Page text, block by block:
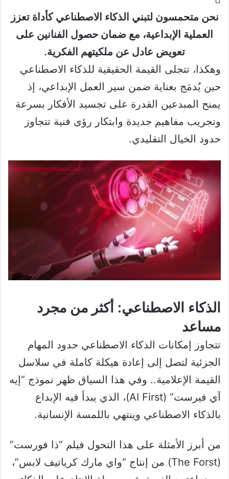
نحن متحمسون لتبني الذكاء الاصطناعي كأداة تعزز
العملية الإبداعية، مع ضمان حصول الفنانين على
تعويض عادل عن ملكيتهم الفكرية.
وهكذا، تتجلى القيمة الحقيقية للذكاء الاصطناعي
حين يُدمَج بعناية ضمن سير العمل الإبداعي، إذ
يمنح المبدعين القدرة على تجسيد الأفكار بسرعة
وتجريب مفاهيم جديدة وابتكار رؤى فنية تتجاوز
حدود الخيال التقليدي.
الذكاء الاصطناعي: أكثر من مجرد
مساعد
تتجاوز إمكانات الذكاء الاصطناعي حدود المهام
الجزئية لتصل إلى إعادة هيكلة كاملة في سلاسل
القيمة الإعلامية.. وفي هذا السياق ظهر نموذج “إيه
آي فيرست” (AI First)، الذي يبدأ فيه الإبداع
بالذكاء الاصطناعي وينتهي باللمسة الإنسانية.
من أبرز الأمثلة على هذا التحول فيلم “ذا فورست”
(The Forst) من إنتاج “واي مارك كرياتيف لابس”،